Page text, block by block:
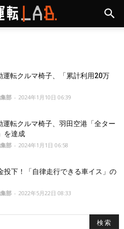
運転クルマ椅子、「累計利用20万
部 - 2024年1月10日 06:39
運転クルマ椅子、羽田空港「全ター
を達成
部 - 2024年1月1日 06:58
投下！「自律走行できる車イス」の
部 - 2022年5月22日 08:33